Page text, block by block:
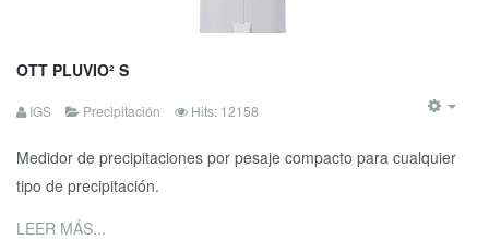
OTT PLUVIO² S
IGS Precipitación Hits: 12158
Medidor de precipitaciones por pesaje compacto para cualquier
tipo de precipitación.
LEER MÁS...